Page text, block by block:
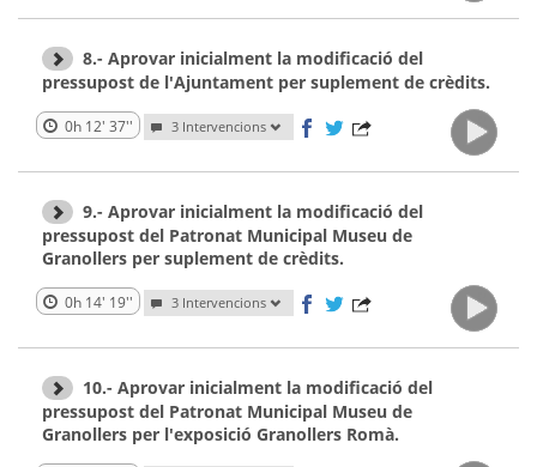
8.- Aprovar inicialment la modificació del
pressupost de l'Ajuntament per suplement de crèdits.
0h 12' 37'' 3 Intervencions
9.- Aprovar inicialment la modificació del
pressupost del Patronat Municipal Museu de
Granollers per suplement de crèdits.
0h 14' 19'' 3 Intervencions
10.- Aprovar inicialment la modificació del
pressupost del Patronat Municipal Museu de
Granollers per l'exposició Granollers Romà.